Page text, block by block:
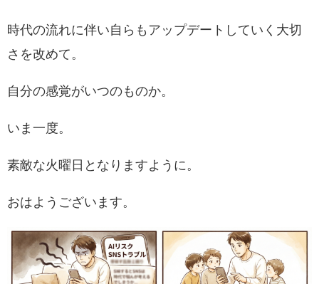
時代の流れに伴い自らもアップデートしていく大切
さを改めて。
自分の感覚がいつのものか。
いま一度。
素敵な火曜日となりますように。
おはようございます。